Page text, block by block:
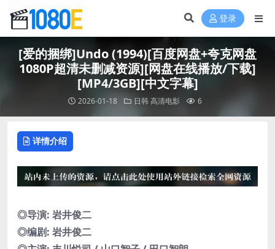
登录
[爱的捆绑]Undo (1994)[百度网盘+夸克网盘
1080P超清未删减资源][网盘在线播放/下载]
[MP4/3GB][中文字幕]
2026-01-18 日韩高清电影 6
详情介绍
◎导演: 岩井俊二
◎编剧: 岩井俊二